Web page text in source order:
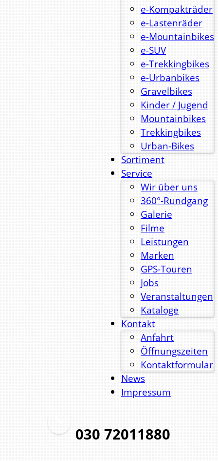
e-Kompakträder
e-Lastenräder
e-Mountainbikes
e-SUV
e-Trekkingbikes
e-Urbanbikes
Gravelbikes
Kinder / Jugend
Mountainbikes
Trekkingbikes
Urban-Bikes
Sortiment
Service
Wir über uns
360°-Rundgang
Galerie
Filme
Leistungen
Marken
GPS-Touren
Jobs
Veranstaltungen
Kataloge
Kontakt
Anfahrt
Öffnungszeiten
Kontaktformular
News
Impressum
030 72011880